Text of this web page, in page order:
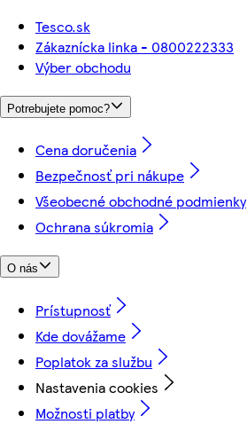
Tesco.sk
Zákaznícka linka - 0800222333
Výber obchodu
Potrebujete pomoc?
Cena doručenia
Bezpečnosť pri nákupe
Všeobecné obchodné podmienky
Ochrana súkromia
O nás
Prístupnosť
Kde dovážame
Poplatok za službu
Nastavenia cookies
Možnosti platby